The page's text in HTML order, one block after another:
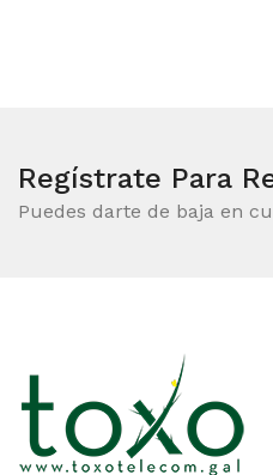
Regístrate Para
Puedes darte de baja en